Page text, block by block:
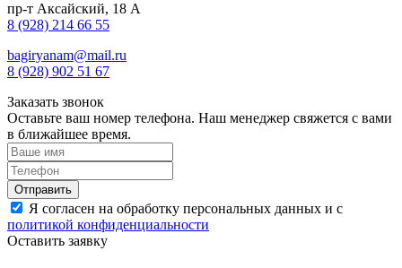
пр-т Аксайский, 18 А
8 (928) 214 66 55
bagiryanam@mail.ru
8 (928) 902 51 67
Заказать звонок
Оставьте ваш номер телефона. Наш менеджер свяжется с вами
в ближайшее время.
Я согласен на обработку персональных данных и с
политикой конфиденциальности
Оставить заявку